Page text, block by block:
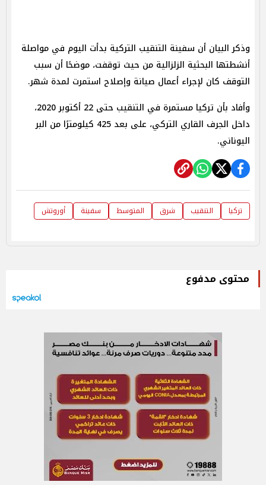
وذكر البيان أن سفينة التنقيب التركية بدأت اليوم في مواصلة
أنشطتها البحثية الزلزالية من حيث توقفت، موضحًا أن سبب
التوقف كان لإجراء أعمال صيانة وإصلاح استمرت لمدة شهر.
وأفاد بأن تركيا مستمرة في التنقيب حتى 22 أكتوبر 2020،
داخل الجرف القاري التركي، على بعد 425 كيلومترًا من البر
اليوناني.
تركيا التنقيب شرق المتوسط سفينة أوروتش
محتوى مدفوع